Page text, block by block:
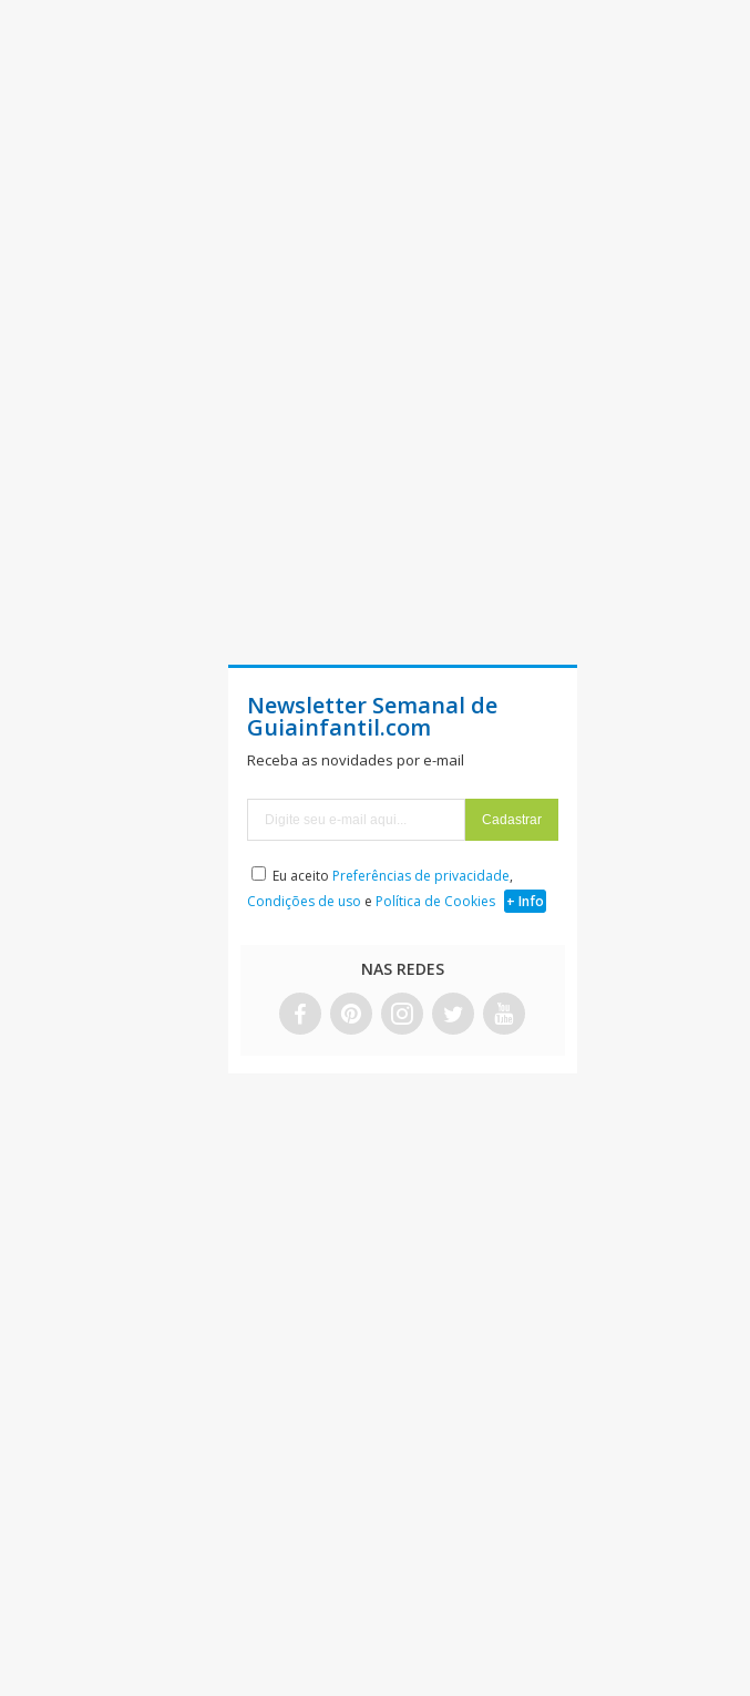
Newsletter Semanal de
Guiainfantil.com
Receba as novidades por e-mail
Eu aceito Preferências de privacidade,
Condições de uso e Política de Cookies + Info
NAS REDES